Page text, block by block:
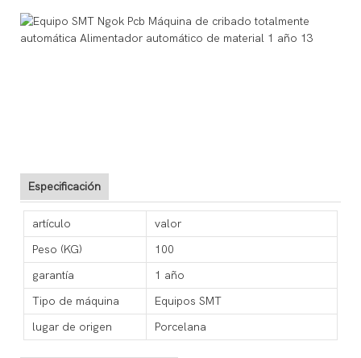
Especificación
artículo
valor
Peso (KG)
100
garantía
1 año
Tipo de máquina
Equipos SMT
lugar de origen
Porcelana